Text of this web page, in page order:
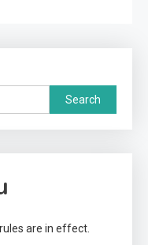
Search
are in effect.